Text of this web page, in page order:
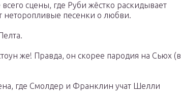
сцены, где Руби жёстко раскидывает
неторопливые песенки о любви.
же! Правда, он скорее пародия на Сьюх (в
где Смолдер и Франклин учат Шелли